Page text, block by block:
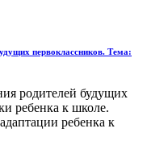
первоклассников. Тема:
родителей будущих
ребенка к школе.
ребенка к